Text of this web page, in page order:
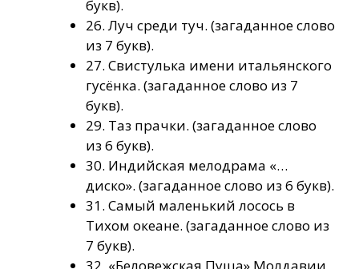
букв).
26. Луч среди туч. (загаданное слово
из 7 букв).
27. Свистулька имени итальянского
гусёнка. (загаданное слово из 7
букв).
29. Таз прачки. (загаданное слово
из 6 букв).
30. Индийская мелодрама «…
диско». (загаданное слово из 6 букв).
31. Самый маленький лосось в
Тихом океане. (загаданное слово из
7 букв).